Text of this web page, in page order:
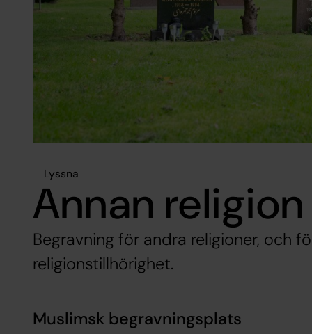
Lyssna
Annan religion
Begravning för andra religioner, och
religionstillhörighet.
Muslimsk begravningsplats